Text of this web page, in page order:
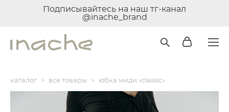
Подписывайтесь на наш тг-канал
@inache_brand
каталог > все товары > юбка миди «classic»